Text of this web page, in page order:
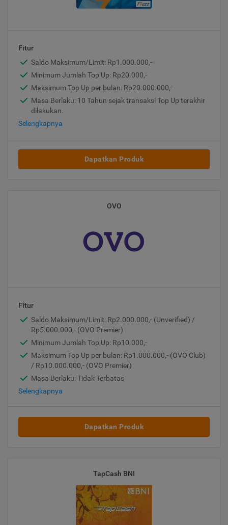
Fitur
Saldo Maksimum/Limit: Rp1.000.000,-
Minimum Jumlah Top Up: Rp20.000,-
Maksimum Top Up per bulan: Rp20.000.000,-
Masa Berlaku: 10 Tahun sejak transaksi Top Up terakhir
dilakukan.
Selengkapnya
Dapatkan Produk
OVO
Fitur
Saldo Maksimum/Limit: Rp2.000.000,- (Unverified) /
Rp5.000.000,- (OVO Premier)
Minimum Jumlah Top Up: Rp10.000,-
Maksimum Top Up per bulan: Rp1.000.000,- (OVO Club)
/ Rp10.000.000,- (OVO Premier)
Masa Berlaku: Tidak Terbatas
Selengkapnya
Dapatkan Produk
TapCash BNI